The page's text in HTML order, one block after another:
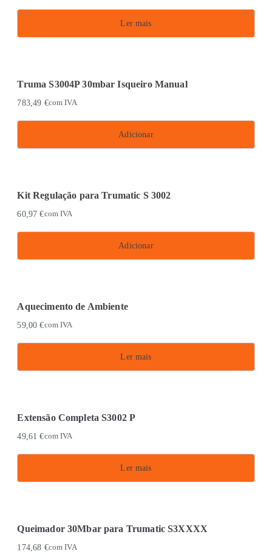
Ler mais
Truma S3004P 30mbar Isqueiro Manual
783,49 €com IVA
Adicionar
Kit Regulação para Trumatic S 3002
60,97€com IVA
Adicionar
Aquecimento de Ambiente
59,00€com IVA
Ler mais
Extensão Completa S3002 P
49,61€com IVA
Ler mais
Queimador 30Mbar para Trumatic S3XXXX
174,68 €com IVA